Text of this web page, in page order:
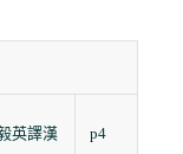
英譯漢 p4